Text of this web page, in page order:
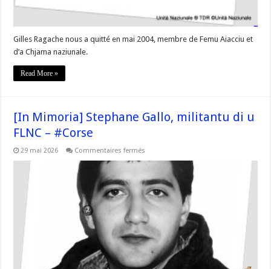
Gilles Ragache nous a quitté en mai 2004, membre de Femu Aiacciu et
d’a Chjama naziunale.
Read More »
[In Mimoria] Stephane Gallo, militantu di u
FLNC – #Corse
29 mai 2026 Commentaires fermés
Mimoria]
Stephane
Gallo,
militantu
di
u
FLNC
–
#Corse